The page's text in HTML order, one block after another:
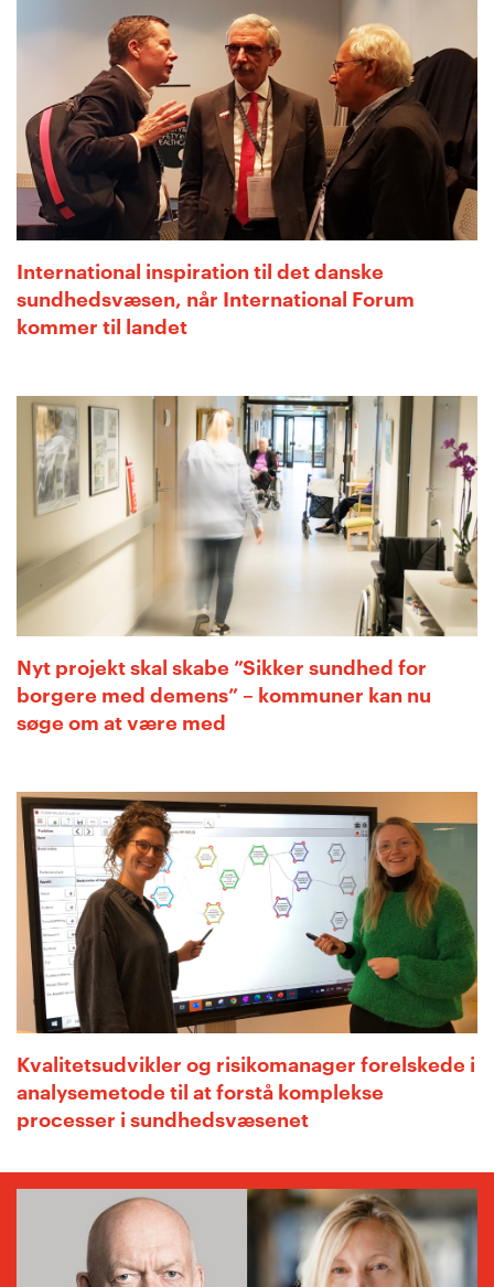
International inspiration til det danske
sundhedsvæsen, når International Forum
kommer til landet
Nyt projekt skal skabe ”Sikker sundhed for
borgere med demens” – kommuner kan nu
søge om at være med
Kvalitetsudvikler og risikomanager forelskede i
analysemetode til at forstå komplekse
processer i sundhedsvæsenet